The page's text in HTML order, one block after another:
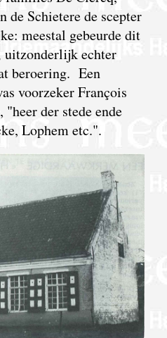
de Schietere de scepter
meestal gebeurde dit
uitzonderlijk echter
beroering. Een
voorzeker François
"heer der stede ende
Lophem etc.".